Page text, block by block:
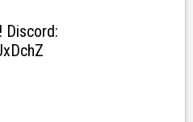
Discord: